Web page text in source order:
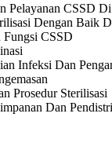
Pelayanan CSSD
Dengan Baik
Fungsi CSSD
Infeksi Dan
Prosedur Sterilisasi
Dan